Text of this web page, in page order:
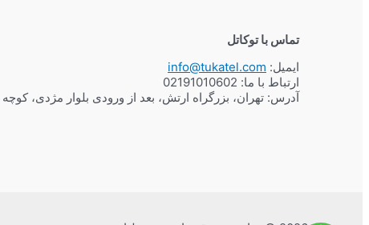
تماس با توکاتل
ایمیل: info@tukatel.com
ارتباط با ما: 02191010602
آدرس: تهران، بزرگراه ارتش، بعد از ورودی بلوار مژدی،